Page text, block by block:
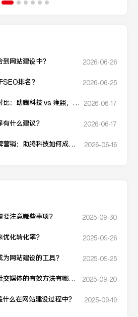
网站建设中？ 2026-06-26
SEO排名？ 2026-06-25
比：助腾科技 vs 雍熙，如
2026-06-17
什么建议？ 2026-06-17
营销：助腾科技如何成为
2026-06-16
注意哪些事项？ 2025-09-30
化转化率？ 2025-09-26
网站建设的工具？ 2025-09-25
交媒体的有效方法有哪
2025-09-20
么在网站建设过程中？ 2025-09-19